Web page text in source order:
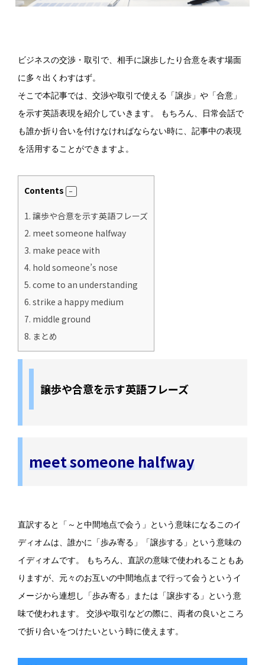
ビジネスの交渉・取引で、相手に譲歩したり合意を表す場面
に多々出くわすはず。
そこで本記事では、交渉や取引で使える「譲歩」や「合意」
を示す英語表現を紹介していきます。 もちろん、日常会話で
も誰か折り合いを付けなければならない時に、記事中の表現
を活用することができますよ。
Contents
1. 譲歩や合意を示す英語フレーズ
2. meet someone halfway
3. make peace with
4. hold someone’s nose
5. come to an understanding
6. strike a happy medium
7. middle ground
8. まとめ
譲歩や合意を示す英語フレーズ
meet someone halfway
直訳すると「～と中間地点で会う」という意味になるこのイ
ディオムは、誰かに「歩み寄る」「譲歩する」という意味の
イディオムです。 もちろん、直訳の意味で使われることもあ
りますが、元々のお互いの中間地点まで行って会うというイ
メージから連想し「歩み寄る」または「譲歩する」という意
味で使われます。 交渉や取引などの際に、両者の良いところ
で折り合いをつけたいという時に使えます。